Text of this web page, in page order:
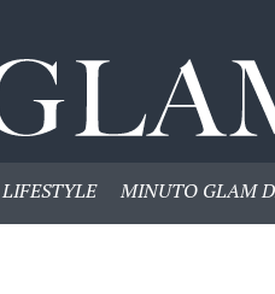
LIFESTYLE MINUTO GLAM